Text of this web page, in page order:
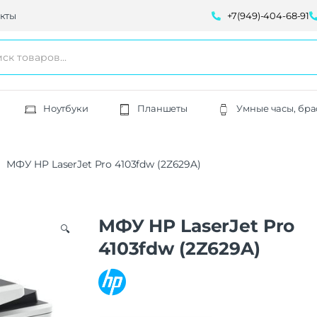
+7(949)-404-68-91
Ноутбуки Планшеты Умные часы,
МФУ HP LaserJet Pro 4103fdw (2Z629A)
🔍
МФУ HP LaserJet Pro
4103fdw (2Z629A)